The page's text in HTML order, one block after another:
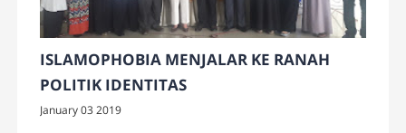
ISLAMOPHOBIA MENJALAR KE RANAH
POLITIK IDENTITAS
January 03 2019